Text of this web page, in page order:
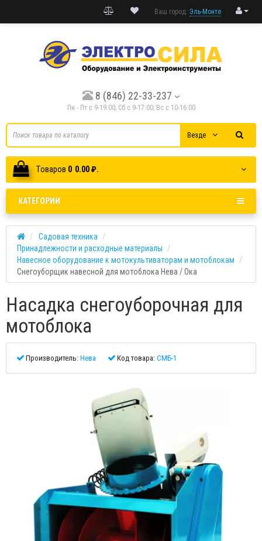
Ваш город: Эль-Монте
8 (846) 22-33-237
Пн - Пт с 9-19:00; Cб с 9-17:00; Вс с 10-16:00
Везде
Tоваров 0 0.00 ₽.
КАТЕГОРИИ
Садовая техника
Принадлежности и расходные материалы
Навесное оборудование к мотокультиваторам и мотоблокам
Снегоуборщик навесной для мотоблока Нева / Ока
Насадка снегоуборочная для
мотоблока
Производитель: Нева Код товара: СМБ-1